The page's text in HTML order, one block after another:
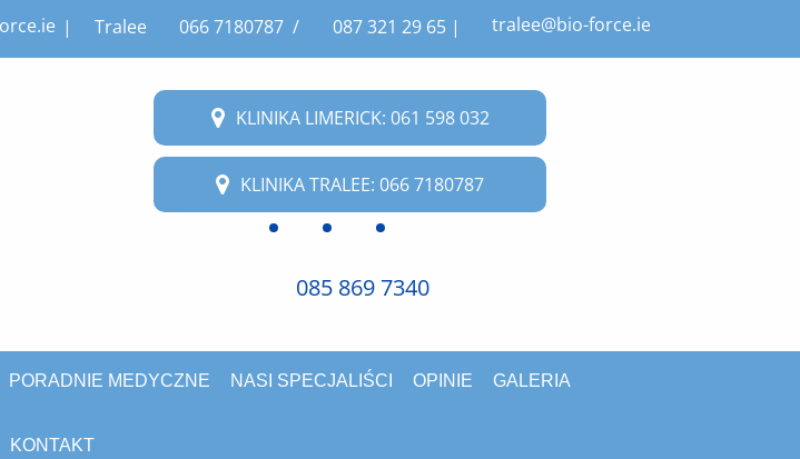
| Tralee 066 7180787 / 087 321 29 65 | tralee@bio-force.ie
KLINIKA LIMERICK: 061 598 032
KLINIKA TRALEE: 066 7180787
085 869 7340
PORADNIE MEDYCZNE NASI SPECJALIŚCI OPINIE GALERIA
KONTAKT